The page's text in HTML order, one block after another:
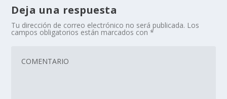
Deja una respuesta
Tu dirección de correo electrónico no será publicada. Los
campos obligatorios están marcados con*